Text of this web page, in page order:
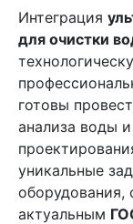
Интеграция
для очистки
готовы
анализа воды
уникальные
оборудования,
актуальным